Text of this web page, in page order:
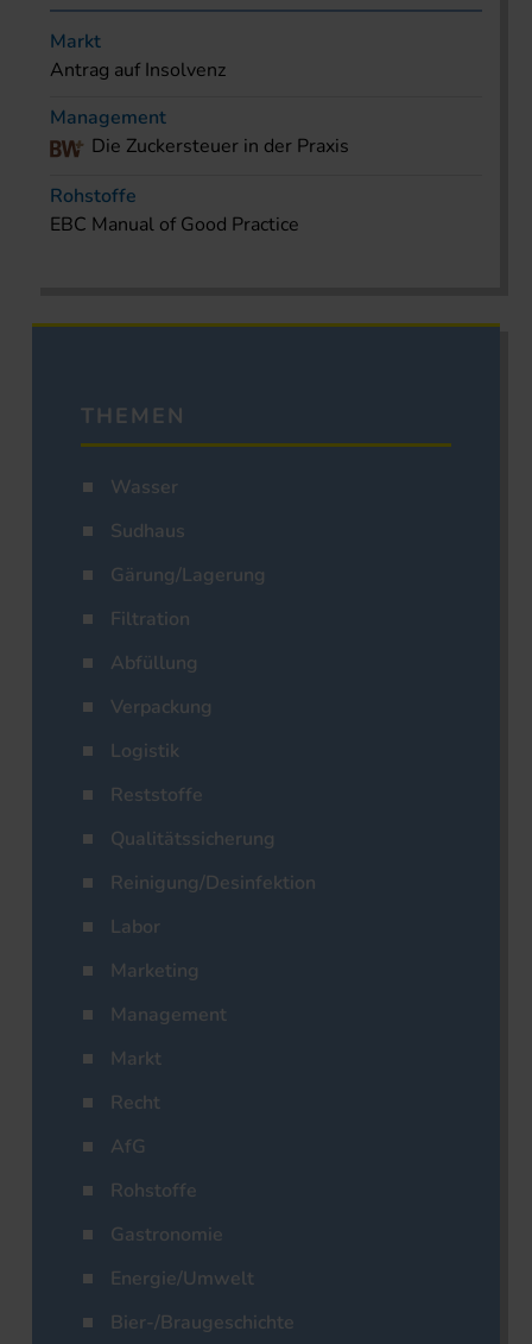
Markt
Antrag auf Insolvenz
Management
Die Zuckersteuer in der Praxis
Rohstoffe
EBC Manual of Good Practice
THEMEN
Wasser
Sudhaus
Gärung/Lagerung
Filtration
Abfüllung
Verpackung
Logistik
Reststoffe
Qualitätssicherung
Reinigung/Desinfektion
Labor
Marketing
Management
Markt
Recht
AfG
Rohstoffe
Gastronomie
Energie/Umwelt
Bier-/Braugeschichte